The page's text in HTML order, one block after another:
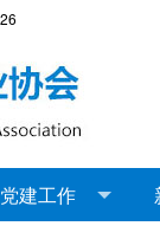
党建工作